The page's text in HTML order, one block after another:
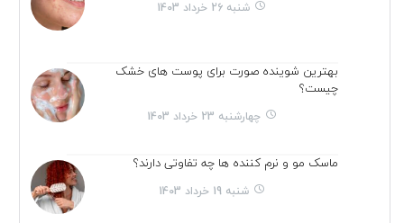
شنبه 26 خرداد 1403
بهترین شوینده صورت برای پوست های خشک
چیست؟
چهارشنبه 23 خرداد 1403
ماسک مو و نرم کننده ها چه تفاوتی دارند؟
شنبه 19 خرداد 1403